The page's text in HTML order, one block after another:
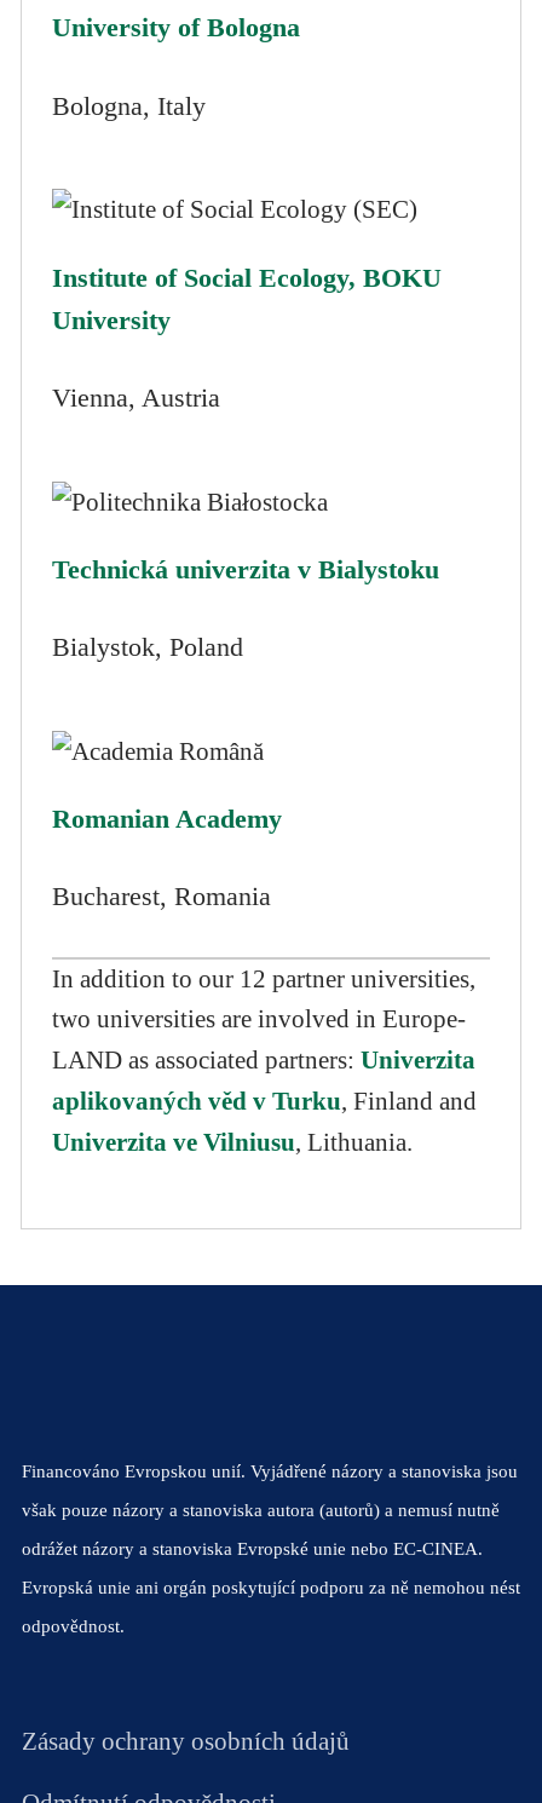
University of Bologna
Bologna, Italy
Institute of Social Ecology, BOKU
University
Vienna, Austria
Technická univerzita v Bialystoku
Bialystok, Poland
Romanian Academy
Bucharest, Romania
In addition to our 12 partner universities,
two universities are involved in Europe-
LAND as associated partners:Univerzita
aplikovaných věd v Turku, Finland and
Univerzita ve Vilniusu, Lithuania.
Financováno Evropskou unií. Vyjádřené názory a stanoviska jsou
však pouze názory a stanoviska autora (autorů) a nemusí nutně
odrážet názory a stanoviska Evropské unie nebo EC-CINEA.
Evropská unie ani orgán poskytující podporu za ně nemohou nést
odpovědnost.
Zásady ochrany osobních údajů